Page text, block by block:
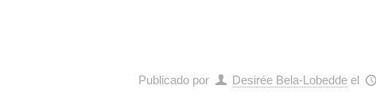
Publicado por Desirée Bela-Lobedde el